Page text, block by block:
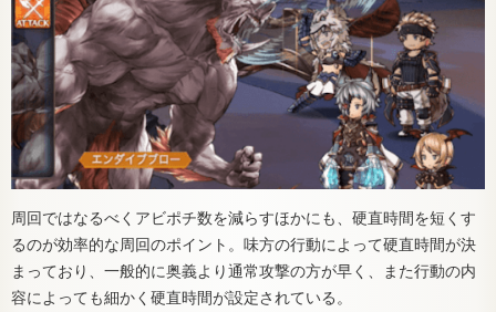
周回ではなるべくアビポチ数を減らすほかにも、硬直時間を短くす
るのが効率的な周回のポイント。味方の行動によって硬直時間が決
まっており、一般的に奥義より通常攻撃の方が早く、また行動の内
容によっても細かく硬直時間が設定されている。